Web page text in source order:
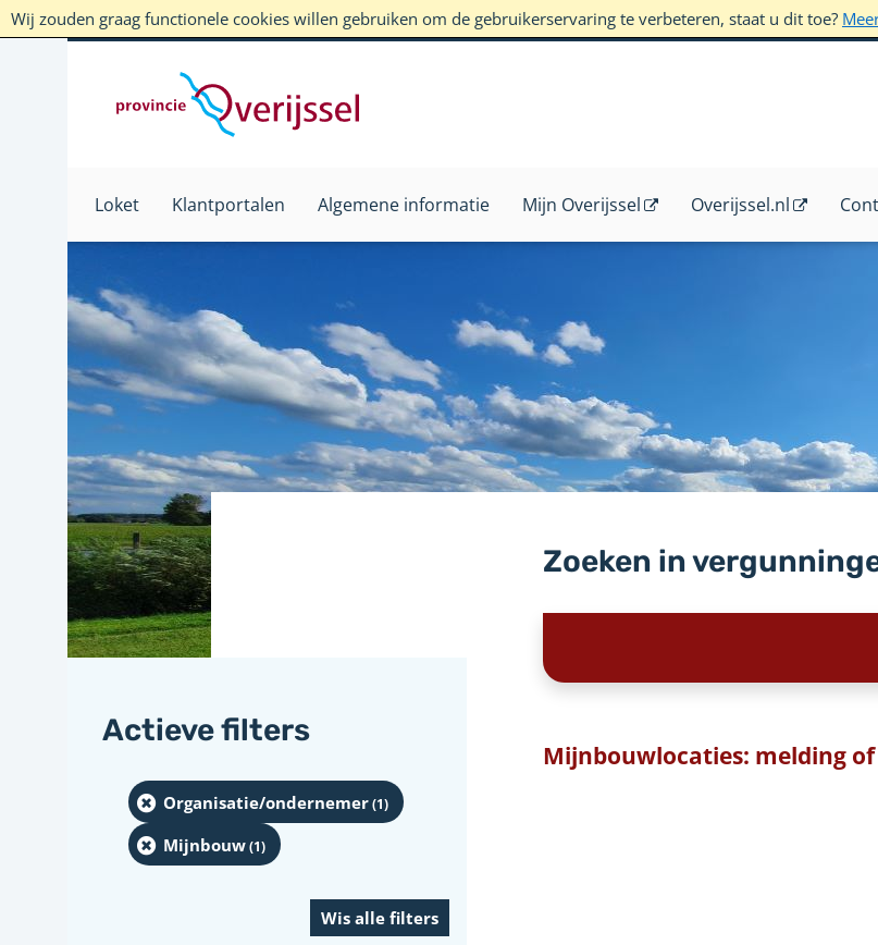
Wij zouden graag functionele cookies willen gebruiken om de gebruikerservaring te verbeteren, staat u dit toe?
Loket Klantportalen Algemene informatie Mijn Overijssel Overijssel.nl
Zoeken in
Mijnbouwlocaties: melding
Actieve filters
Organisatie/ondernemer(1)
Mijnbouw(1)